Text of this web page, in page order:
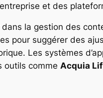
et des
la gestion des
pour suggérer des
Les systèmes
outils comme Acquia